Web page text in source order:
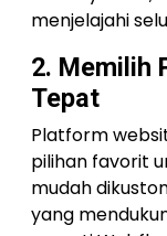
menjelajahi
2. Memilih
Tepat
Platform
pilihan favorit
mudah
yang